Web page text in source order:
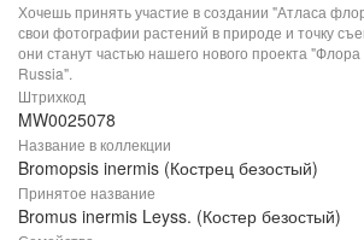
Хочешь принять участие в создании "Атласа
свои фотографии растений в природе и точку
они станут частью нашего нового проекта
Russia".
Штрихкод
MW0025078
Название в коллекции
Bromopsis inermis (Кострец безостый)
Принятое название
Bromus inermis Leyss. (Костер безостый)